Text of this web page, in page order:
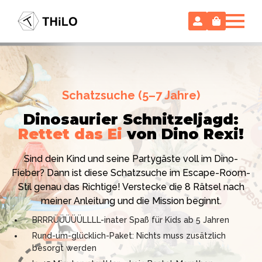
Hollywood-Action im
Kinderzimmer – ohne
Vorbereitungsstress!
Ich bin THiLO, "Dein SPIEGEL"-Bestseller-Autor und
TV-Profi (ZDF "1, 2 oder 3"). Entdecke jetzt meine
Schatzsuchen und Escape Rooms zum Sofort-
Download. Und natürlich meine Ebooks.
Schatzsuche (5–7 Jahre)
Dinosaurier Schnitzeljagd:
Rettet das Ei von Dino Rexi!
Sind dein Kind und seine Partygäste voll im Dino-
Fieber? Dann ist diese Schatzsuche im Escape-Room-
Stil genau das Richtige! Verstecke die 8 Rätsel nach
meiner Anleitung und die Mission beginnt.
BRRRÜÜÜÜÜLLLL-inater Spaß für Kids ab 5 Jahren
Rund-um-glücklich-Paket: Nichts muss zusätzlich
besorgt werden
Escape Room (ab 8 oder 12 Jahre)
Locked-up Agents: Im Labor
des Virologen
Das gab es noch nie: Verwandele dein Zuhause in ein
High-Tech Labor! Unser 24-seitiges PDF enthält alles:
Mission, Agentenausweise, Rätsel und Requisiten.
Knackt den Fall in 90 Minuten!
Kniffliger Rätselspaß für 2 bis 6 Spieler (8 - 11 oder 12–
99 Jahre)
Professionelles PDF: Agentenausweise & Schilder
inklusive